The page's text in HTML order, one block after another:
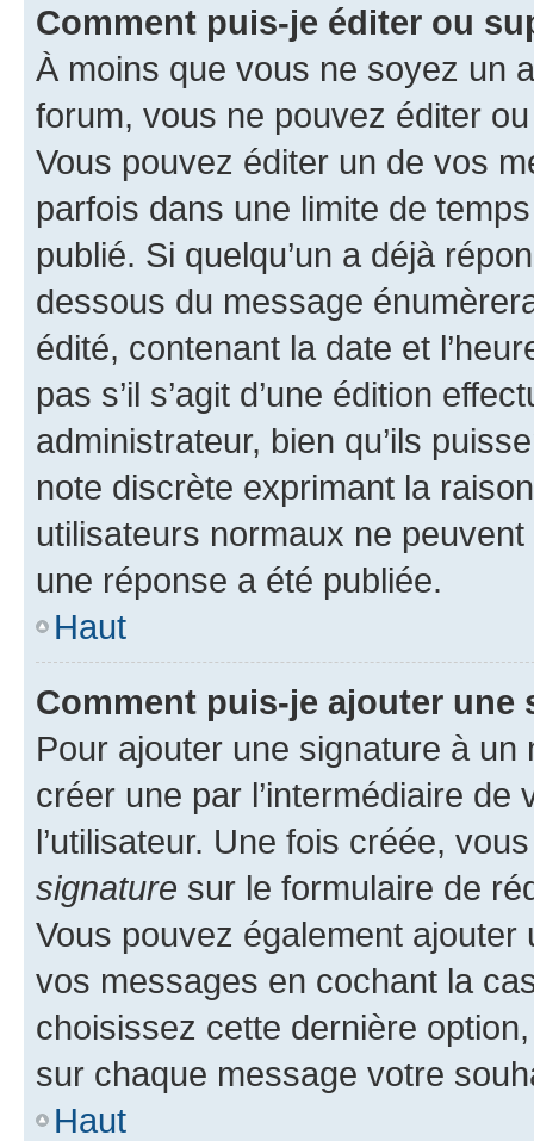
Comment puis-je éditer ou
À moins que vous ne soyez un
forum, vous ne pouvez éditer
Vous pouvez éditer un de vos
parfois dans une limite de
publié. Si quelqu’un a déjà
dessous du message
édité, contenant la date et
pas s’il s’agit d’une édition
administrateur, bien qu’ils
note discrète exprimant la
utilisateurs normaux ne
une réponse a été publiée.
Haut
Comment puis-je ajouter une
Pour ajouter une signature à un
créer une par l’intermédiaire
l’utilisateur. Une fois créée,
signature sur le formulaire de
Vous pouvez également
vos messages en cochant la
choisissez cette dernière
sur chaque message votre
Haut